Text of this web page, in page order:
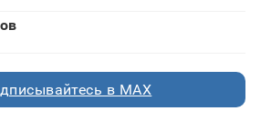
в MAX